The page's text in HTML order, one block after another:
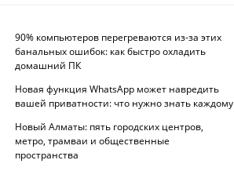
90% компьютеров перегреваются из-за этих
банальных ошибок: как быстро охладить
домашний ПК
Новая функция WhatsApp может навредить
вашей приватности: что нужно знать каждому
Новый Алматы: пять городских центров,
метро, трамваи и общественные
пространства